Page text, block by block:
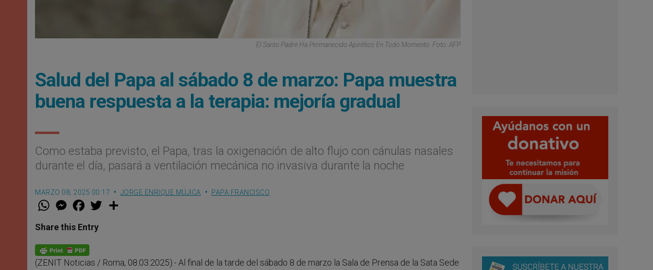
El Santo Padre Ha Permanecido Apirético En Todo Momento. Foto: AFP
Salud del Papa al sábado 8 de marzo: Papa muestra
buena respuesta a la terapia: mejoría gradual
Como estaba previsto, el Papa, tras la oxigenación de alto flujo con cánulas nasales
durante el día, pasará a ventilación mecánica no invasiva durante la noche
MARZO 08, 2025 00:17 JORGE ENRIQUE MÚJICA PAPA FRANCISCO
W
t
s
p
p
M
e
s
e
g
e
r
F
a
e
b
o
k
w
Share this Entry
(ZENIT Noticias / Roma, 08.03.2025).- Al final de la tarde del sábado 8 de marzo la Sala de Prensa de la Sata Sede